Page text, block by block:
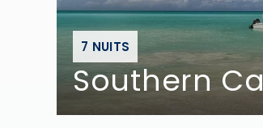
7 NUITS
Southern